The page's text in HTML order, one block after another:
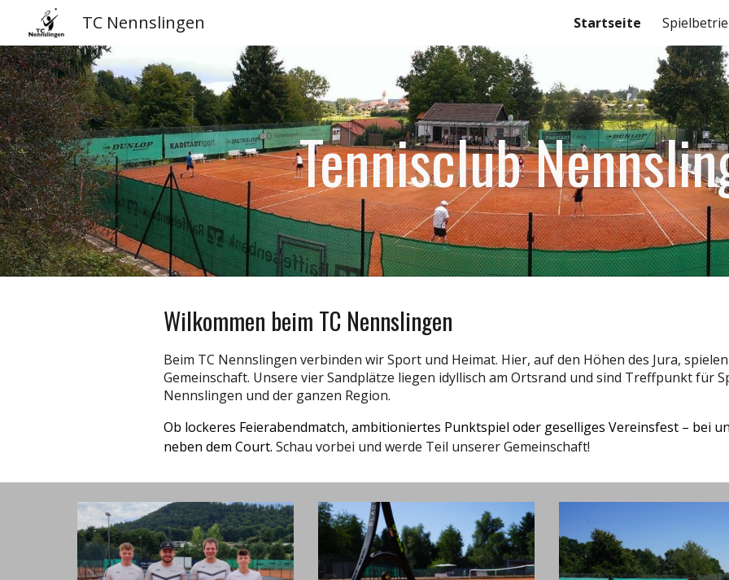
Skip to
TC Nennslingen Startseite
Tennisclub
Wilkommen beim TC Nennslingen
Beim TC Nennslingen verbinden wir Sport und Heimat. Hier, auf den Höhen des Jura,
Gemeinschaft. Unsere vier Sandplätze liegen idyllisch am Ortsrand und sind Treffpunkt für
Nennslingen und der ganzen Region.
Ob lockeres Feierabendmatch, ambitioniertes Punktspiel oder geselliges Vereinsfest – bei
neben dem Court.Schau vorbei und werde Teil unserer Gemeinschaft!